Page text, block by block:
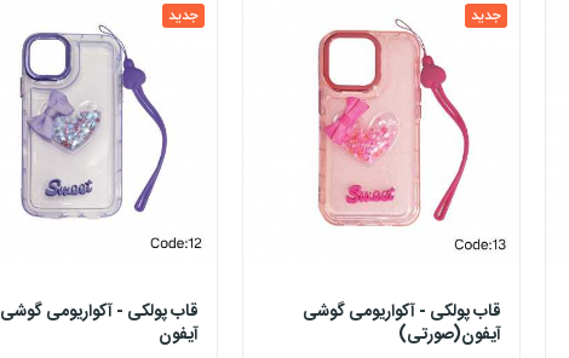
جدید
قاب پولکی - آکواریومی گوشی
آیفون(صورتی)
جدید
قاب پولکی - آکواریومی گوشی
آیفون